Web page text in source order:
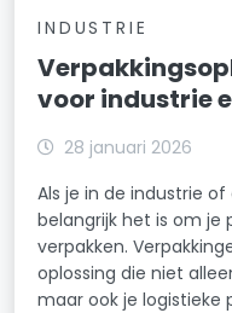
INDUSTRIE
voor industrie
28 januari 2026
Als je in de industrie
belangrijk het is om
verpakken.
oplossing die niet
maar ook je logistieke